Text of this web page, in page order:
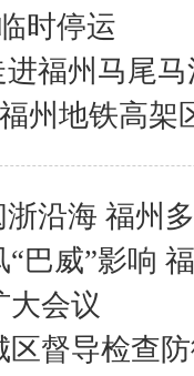
时停运
进福州马尾
州地铁高架
浙沿海 福州
巴威”影响
大会议
督导检查